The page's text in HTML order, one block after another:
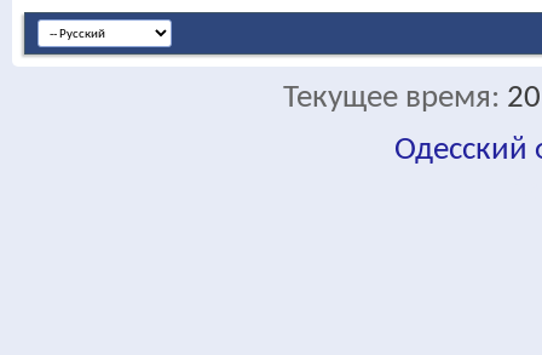
Текущее время:
Одесский